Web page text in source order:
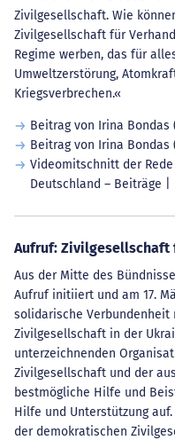
Zivilgesellschaft. Wie
Zivilgesellschaft für
Regime werben, das für
Umweltzerstörung,
Kriegsverbrechen.«
Beitrag von Irina Bondas
Beitrag von Irina Bondas
Videomitschnitt der Rede
Deutschland – Beiträge |
Aufruf: Zivilgesellschaft
Aus der Mitte des
Aufruf initiiert und am 17.
solidarische
Zivilgesellschaft in der
unterzeichnenden
Zivilgesellschaft und der
bestmögliche Hilfe und
Hilfe und Unterstützung
der demokratischen